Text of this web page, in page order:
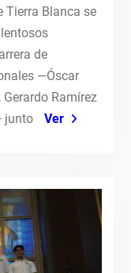
Tierra Blanca se
de
—Óscar
Ramírez
junto
Ver